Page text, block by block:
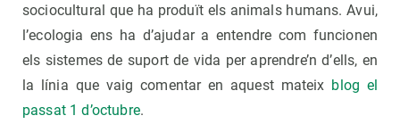
sociocultural que ha produït els animals humans. Avui,
l’ecologia ens ha d’ajudar a entendre com funcionen
els sistemes de suport de vida per aprendre’n d’ells, en
la línia que vaig comentar en aquest mateix blog el
passat 1 d’octubre.